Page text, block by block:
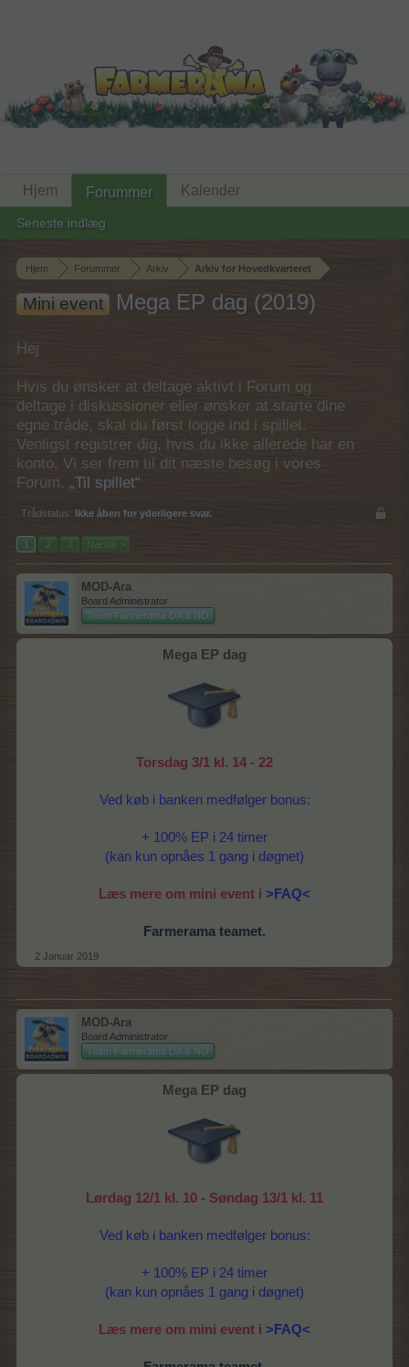
Hjem Forummer Arkiv Arkiv for Hovedkvarteret
Mini event Mega EP dag (2019)
Hej
Hvis du ønsker at deltage aktivt i Forum og
deltage i diskussioner eller ønsker at starte dine
egne tråde, skal du først logge ind i spillet.
Venligst registrer dig, hvis du ikke allerede har en
konto. Vi ser frem til dit næste besøg i vores
Forum. „Til spillet“
Trådstatus: Ikke åben for yderligere svar.
1 2 3 Næste >
MOD-Ara
Board Administrator
Team Farmerama DA & NO
Mega EP dag
Torsdag 3/1 kl. 14 - 22
Ved køb i banken medfølger bonus:
+ 100% EP i 24 timer
(kan kun opnåes 1 gang i døgnet)
Læs mere om mini event i >FAQ<
Farmerama teamet.
2 Januar 2019
MOD-Ara
Board Administrator
Team Farmerama DA & NO
Mega EP dag
Lørdag 12/1 kl. 10 - Søndag 13/1 kl. 11
Ved køb i banken medfølger bonus:
+ 100% EP i 24 timer
(kan kun opnåes 1 gang i døgnet)
Læs mere om mini event i >FAQ<
Hjem Forummer
Seneste indlæg
Kalender